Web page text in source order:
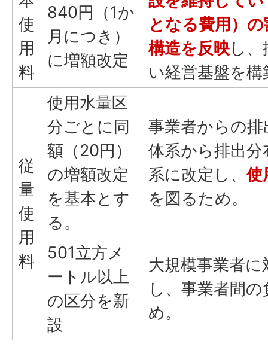
使
用
料
840円（1か
月につき）
に増額改定
となる費用）
構造を反映し
い経営基盤を
従
量
使
用
料
使用水量区
分ごとに同
額（20円）
の増額改定
を基本とす
る。
事業者からの
体系から排出
系に改定し、使
を図るため。
501立方メ
ートル以上
の区分を新
設
大規模事業者
し、事業者間
め。